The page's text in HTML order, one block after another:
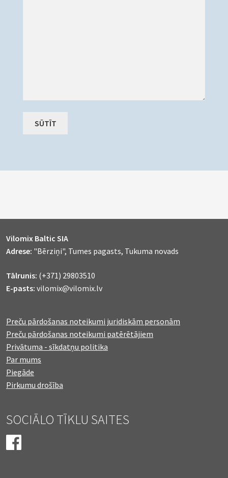
Vilomix Baltic SIA
Adrese: "Bērziņi", Tumes pagasts, Tukuma novads
Tālrunis: (+371) 29803510
E-pasts: vilomix@vilomix.lv
Preču pārdošanas noteikumi juridiskām personām
Preču pārdošanas noteikumi patērētājiem
Privātuma - sīkdatņu politika
Par mums
Piegāde
Pirkumu drošība
SOCIĀLO TĪKLU SAITES